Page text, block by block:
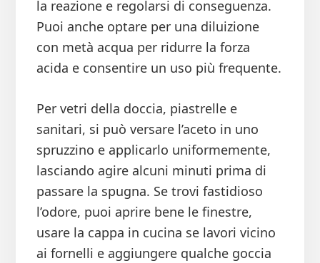
la reazione e regolarsi di conseguenza.
Puoi anche optare per una diluizione
con metà acqua per ridurre la forza
acida e consentire un uso più frequente.
Per vetri della doccia, piastrelle e
sanitari, si può versare l’aceto in uno
spruzzino e applicarlo uniformemente,
lasciando agire alcuni minuti prima di
passare la spugna. Se trovi fastidioso
l’odore, puoi aprire bene le finestre,
usare la cappa in cucina se lavori vicino
ai fornelli e aggiungere qualche goccia